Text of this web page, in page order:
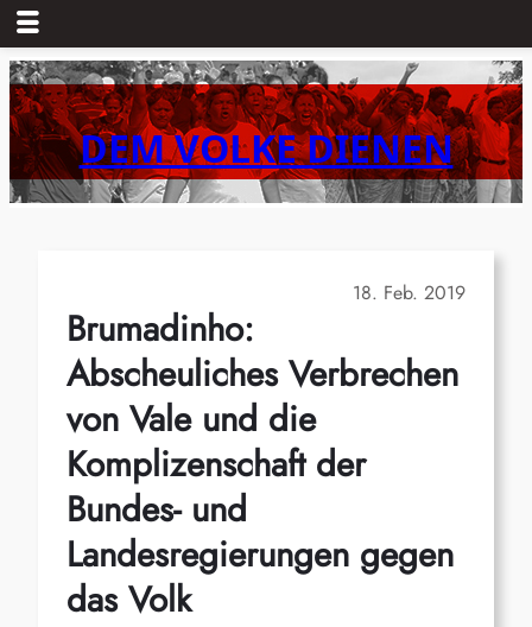
Zum
Inhalt
springenDEM VOLKE DIENEN
18. Feb. 2019
Brumadinho:
Abscheuliches Verbrechen
von Vale und die
Komplizenschaft der
Bundes- und
Landesregierungen gegen
das Volk